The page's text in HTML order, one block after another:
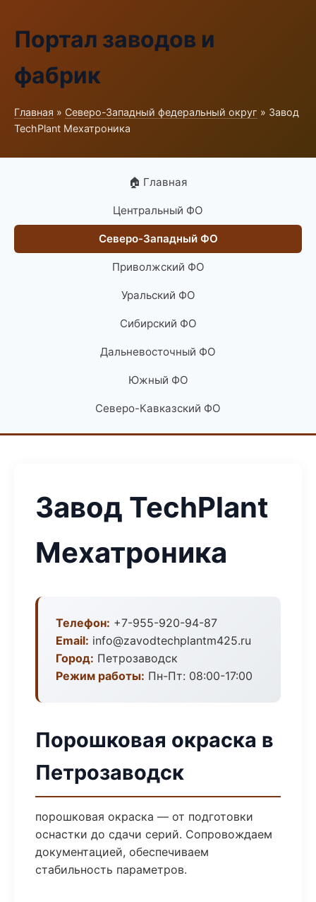
Портал заводов и
фабрик
Главная » Северо-Западный федеральный округ » Завод
TechPlant Мехатроника
🏠 Главная
Центральный ФО
Северо-Западный ФО
Приволжский ФО
Уральский ФО
Сибирский ФО
Дальневосточный ФО
Южный ФО
Северо-Кавказский ФО
Завод TechPlant
Мехатроника
Телефон: +7-955-920-94-87
Email: info@zavodtechplantm425.ru
Город: Петрозаводск
Режим работы: Пн-Пт: 08:00-17:00
Порошковая окраска в
Петрозаводск
порошковая окраска — от подготовки
оснастки до сдачи серий. Сопровождаем
документацией, обеспечиваем
стабильность параметров.